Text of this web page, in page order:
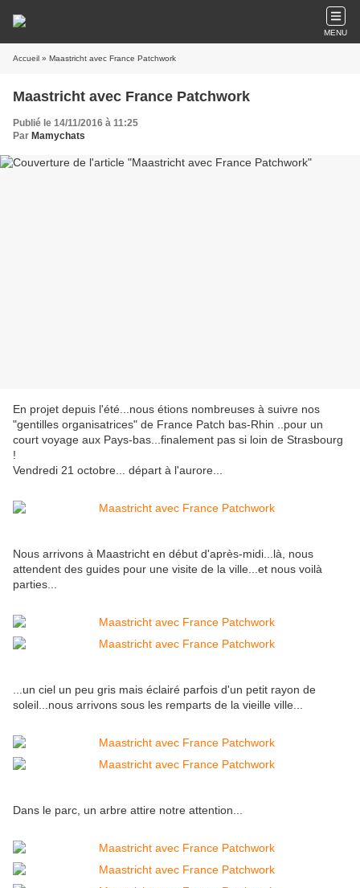
MENU
Accueil » Maastricht avec France Patchwork
Maastricht avec France Patchwork
Publié le 14/11/2016 à 11:25
Par Mamychats
En projet depuis l'été...nous étions nombreuses à suivre nos
"gentilles organisatrices" de France Patch bas-Rhin ..pour un
court voyage aux Pays-bas...finalement pas si loin de Strasbourg
!
Vendredi 21 octobre... départ à l'aurore...
Nous arrivons à Maastricht en début d'après-midi...là, nous
attendent des guides pour une visite de la ville...et nous voilà
parties...
...un ciel un peu gris mais éclairé parfois d'un petit rayon de
soleil...nous arrivons sous les remparts de la vieille ville...
Dans le parc, un arbre attire notre attention...